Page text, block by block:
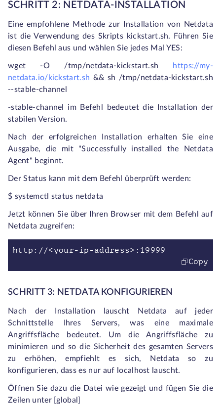
SCHRITT 2: NETDATA-INSTALLATION
Eine empfohlene Methode zur Installation von Netdata
ist die Verwendung des Skripts kickstart.sh. Führen Sie
diesen Befehl aus und wählen Sie jedes Mal YES:
wget -O /tmp/netdata-kickstart.sh https://my-
netdata.io/kickstart.sh && sh /tmp/netdata-kickstart.sh
--stable-channel
-stable-channel im Befehl bedeutet die Installation der
stabilen Version.
Nach der erfolgreichen Installation erhalten Sie eine
Ausgabe, die mit "Successfully installed the Netdata
Agent" beginnt.
Der Status kann mit dem Befehl überprüft werden:
$ systemctl status netdata
Jetzt können Sie über Ihren Browser mit dem Befehl auf
Netdata zugreifen:
http://<your-ip-address>:19999
Copy
SCHRITT 3: NETDATA KONFIGURIEREN
Nach der Installation lauscht Netdata auf jeder
Schnittstelle Ihres Servers, was eine maximale
Angriffsfläche bedeutet. Um die Angriffsfläche zu
minimieren und so die Sicherheit des gesamten Servers
zu erhöhen, empfiehlt es sich, Netdata so zu
konfigurieren, dass es nur auf localhost lauscht.
Öffnen Sie dazu die Datei wie gezeigt und fügen Sie die
Zeilen unter [global]